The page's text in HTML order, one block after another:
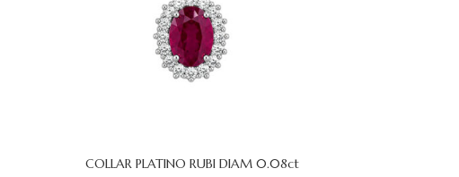
AÑADIR AL CARRITOCOLLAR PLATINO RUBI DIAM 0.08ct